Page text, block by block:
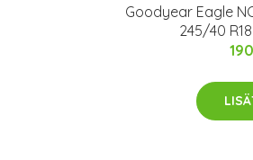
Goodyear Eagle
245/40